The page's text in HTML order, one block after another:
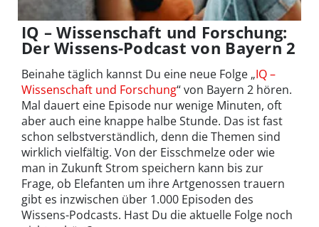
IQ – Wissenschaft und Forschung:
Der Wissens-Podcast von Bayern 2
Beinahe täglich kannst Du eine neue Folge „IQ –
Wissenschaft und Forschung“ von Bayern 2 hören.
Mal dauert eine Episode nur wenige Minuten, oft
aber auch eine knappe halbe Stunde. Das ist fast
schon selbstverständlich, denn die Themen sind
wirklich vielfältig. Von der Eisschmelze oder wie
man in Zukunft Strom speichern kann bis zur
Frage, ob Elefanten um ihre Artgenossen trauern
gibt es inzwischen über 1.000 Episoden des
Wissens-Podcasts. Hast Du die aktuelle Folge noch